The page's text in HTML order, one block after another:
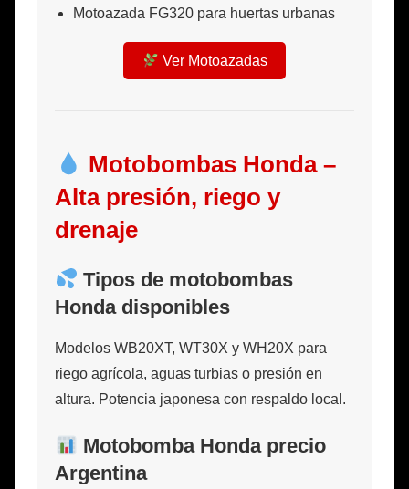
Motoazada FG320 para huertas urbanas
Ver Motoazadas
Motobombas Honda –
Alta presión, riego y
drenaje
Tipos de motobombas
Honda disponibles
Modelos WB20XT, WT30X y WH20X para
riego agrícola, aguas turbias o presión en
altura. Potencia japonesa con respaldo local.
Motobomba Honda precio
Argentina